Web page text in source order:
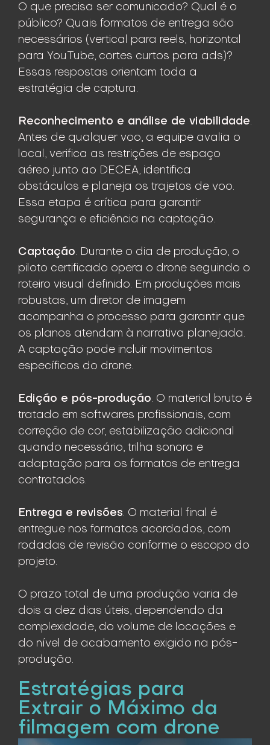
O que precisa ser comunicado? Qual é o
público? Quais formatos de entrega são
necessários (vertical para reels, horizontal
para YouTube, cortes curtos para ads)?
Essas respostas orientam toda a
estratégia de captura.
Reconhecimento e análise de viabilidade.
Antes de qualquer voo, a equipe avalia o
local, verifica as restrições de espaço
aéreo junto ao DECEA, identifica
obstáculos e planeja os trajetos de voo.
Essa etapa é crítica para garantir
segurança e eficiência na captação.
Captação. Durante o dia de produção, o
piloto certificado opera o drone seguindo o
roteiro visual definido. Em produções mais
robustas, um diretor de imagem
acompanha o processo para garantir que
os planos atendam à narrativa planejada.
A captação pode incluir movimentos
específicos do drone.
Edição e pós-produção. O material bruto é
tratado em softwares profissionais, com
correção de cor, estabilização adicional
quando necessário, trilha sonora e
adaptação para os formatos de entrega
contratados.
Entrega e revisões. O material final é
entregue nos formatos acordados, com
rodadas de revisão conforme o escopo do
projeto.
O prazo total de uma produção varia de
dois a dez dias úteis, dependendo da
complexidade, do volume de locações e
do nível de acabamento exigido na pós-
produção.
Estratégias para
Extrair o Máximo da
filmagem com drone